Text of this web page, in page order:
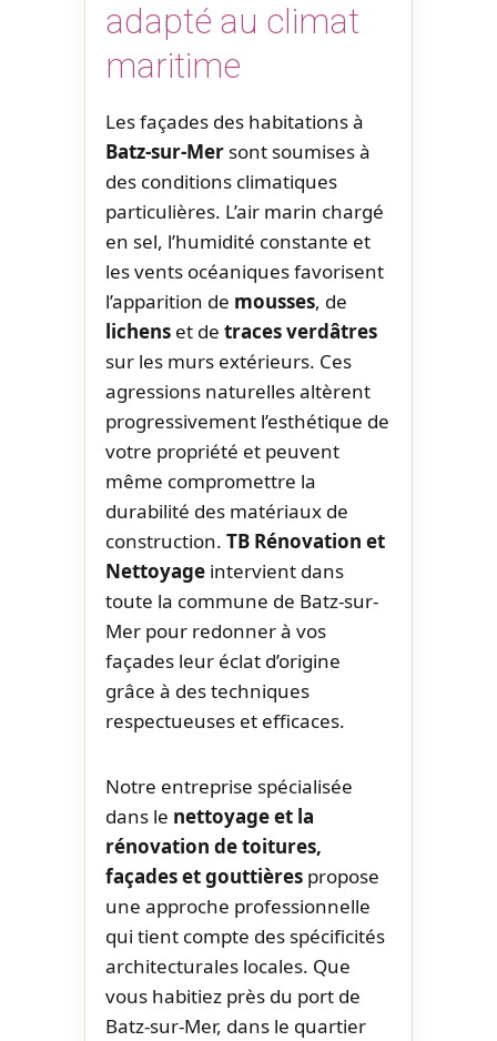
adapté au climat
maritime
Les façades des habitations à
Batz-sur-Mer sont soumises à
des conditions climatiques
particulières. L’air marin chargé
en sel, l’humidité constante et
les vents océaniques favorisent
l’apparition de mousses, de
lichens et de traces verdâtres
sur les murs extérieurs. Ces
agressions naturelles altèrent
progressivement l’esthétique de
votre propriété et peuvent
même compromettre la
durabilité des matériaux de
construction. TB Rénovation et
Nettoyage intervient dans
toute la commune de Batz-sur-
Mer pour redonner à vos
façades leur éclat d’origine
grâce à des techniques
respectueuses et efficaces.
Notre entreprise spécialisée
dans le nettoyage et la
rénovation de toitures,
façades et gouttières propose
une approche professionnelle
qui tient compte des spécificités
architecturales locales. Que
vous habitiez près du port de
Batz-sur-Mer, dans le quartier